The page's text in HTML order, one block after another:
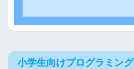
小学生向けプログラミン